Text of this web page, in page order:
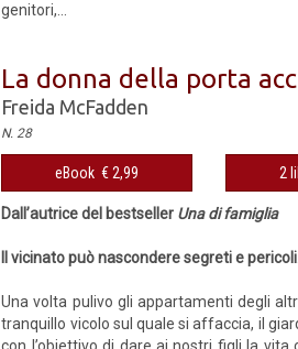
genitori,...
La donna della porta
Freida McFadden
N. 28
eBook € 2,99 2
Dall’autrice del bestseller Una di famiglia
Il vicinato può nascondere segreti e
Una volta pulivo gli appartamenti degli
tranquillo vicolo sul quale si affaccia, il